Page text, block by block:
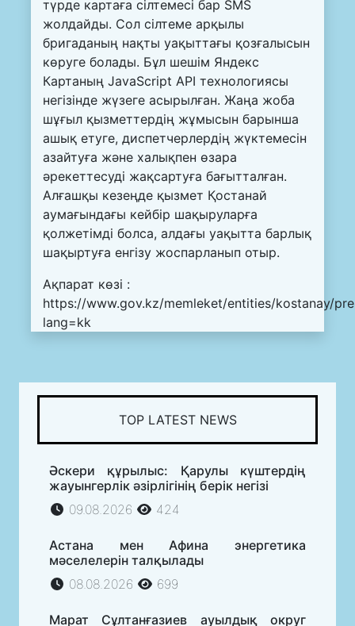
түрде картаға сілтемесі бар SMS
жолдайды. Сол сілтеме арқылы
бригаданың нақты уақыттағы қозғалысын
көруге болады. Бұл шешім Яндекс
Картаның JavaScript API технологиясы
негізінде жүзеге асырылған. Жаңа жоба
шұғыл қызметтердің жұмысын барынша
ашық етуге, диспетчерлердің жүктемесін
азайтуға және халықпен өзара
әрекеттесуді жақсартуға бағытталған.
Алғашқы кезеңде қызмет Қостанай
аумағындағы кейбір шақыруларға
қолжетімді болса, алдағы уақытта барлық
шақыртуға енгізу жоспарланып отыр.
Ақпарат көзі :
https://www.gov.kz/memleket/entities/kostanay/
lang=kk
TOP LATEST NEWS
Әскери құрылыс: Қарулы күштердің
жауынгерлік әзірлігінің берік негізі
09.08.2026
424
Астана мен Афина энергетика
мәселелерін талқылады
08.08.2026
699
Марат Сұлтанғазиев ауылдық округ